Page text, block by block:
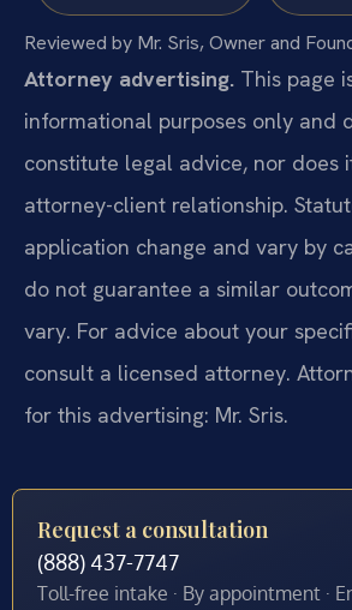
Reviewed by Mr. Sris, Owner and
Attorney advertising. This page
informational purposes only and
constitute legal advice, nor does
attorney-client relationship.
application change and vary by
do not guarantee a similar
vary. For advice about your
consult a licensed attorney.
for this advertising: Mr. Sris.
Request a consultation
(888) 437-7747
Toll-free intake · By appointment ·